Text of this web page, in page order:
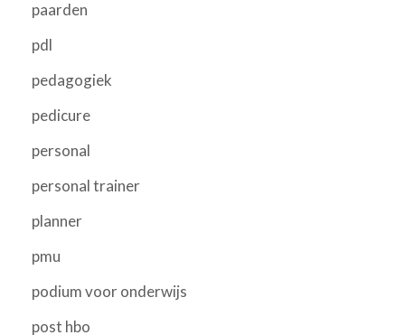
paarden
pdl
pedagogiek
pedicure
personal
personal trainer
planner
pmu
podium voor onderwijs
post hbo